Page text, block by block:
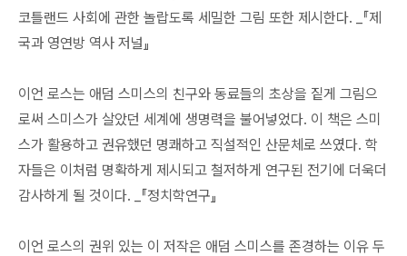
코틀랜드 사회에 관한 놀랍도록 세밀한 그림 또한 제시한다. _『제
국과 영연방 역사 저널』
이언 로스는 애덤 스미스의 친구와 동료들의 초상을 짙게 그림으
로써 스미스가 살았던 세계에 생명력을 불어넣었다. 이 책은 스미
스가 활용하고 권유했던 명쾌하고 직설적인 산문체로 쓰였다. 학
자들은 이처럼 명확하게 제시되고 철저하게 연구된 전기에 더욱더
감사하게 될 것이다. _『정치학연구』
이언 로스의 권위 있는 이 저작은 애덤 스미스를 존경하는 이유 두